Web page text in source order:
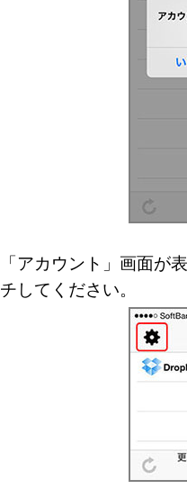
「アカウント」画面が
チしてください。